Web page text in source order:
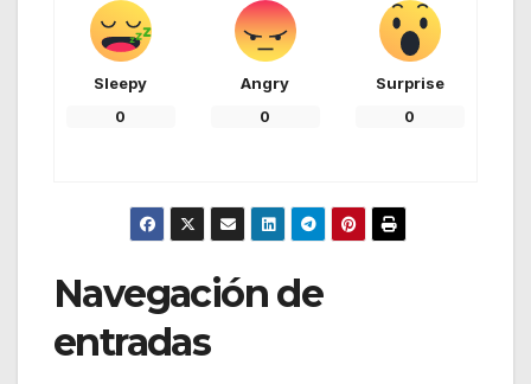
Sleepy
0
Angry
0
Surprise
0
Navegación de
entradas